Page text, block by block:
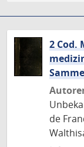
2 Cod.
de